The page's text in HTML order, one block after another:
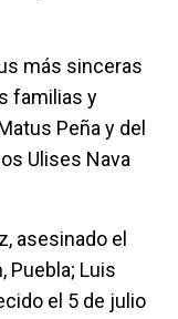
más sinceras
familias y
Peña y del
Ulises Nava
asesinado el
Puebla; Luis
el 5 de julio